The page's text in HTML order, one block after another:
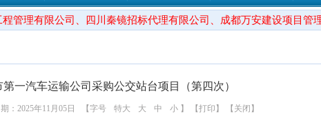
理有限公司、四川秦镜招标代理有限公司、成都万安建设项目管
第一汽车运输公司采购公交站台项目（第四次）
：2025年11月05日 【字号 特大 大 中 小】 【打印】 【关闭】